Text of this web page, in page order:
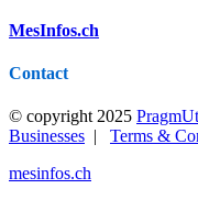
MesInfos.ch
Contact
© copyright 2025
Businesses | Terms &
mesinfos.ch